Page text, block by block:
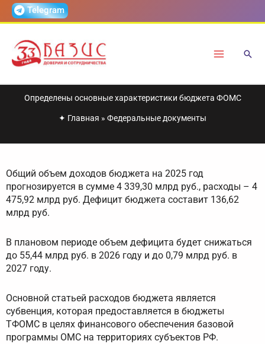
ПерейтиTelegram
Определены основные характеристики бюджета ФОМС
✦ Главная » Федеральные документы
Общий объем доходов бюджета на 2025 год
прогнозируется в сумме 4 339,30 млрд руб., расходы – 4
475,92 млрд руб. Дефицит бюджета составит 136,62
млрд руб.
В плановом периоде объем дефицита будет снижаться
до 55,44 млрд руб. в 2026 году и до 0,79 млрд руб. в
2027 году.
Основной статьей расходов бюджета является
субвенция, которая предоставляется в бюджеты
ТФОМС в целях финансового обеспечения базовой
программы ОМС на территориях субъектов РФ.